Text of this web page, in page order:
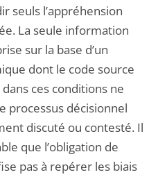
seuls l’appréhension
La seule information
sur la base d’un
dont le code source
ces conditions ne
processus décisionnel
discuté ou contesté. Il
que l’obligation de
pas à repérer les biais